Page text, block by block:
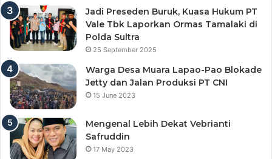
Jadi Preseden Buruk, Kuasa Hukum PT
Vale Tbk Laporkan Ormas Tamalaki di
Polda Sultra
25 September 2025
Warga Desa Muara Lapao-Pao Blokade
Jetty dan Jalan Produksi PT CNI
15 June 2023
Mengenal Lebih Dekat Vebrianti
Safruddin
17 May 2023